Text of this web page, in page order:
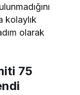
kolaylık
olarak
75